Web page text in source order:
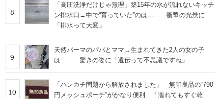
8
「高圧洗浄だけじゃ無理」築15年の水が流れないキッチ
ン排水口→中で“育っていた”のは…… 衝撃の光景に
「排水って大変」
9
天然パーマのパパとママ→生まれてきた2人の女の子
は…… 驚きの姿に「遺伝って不思議ですね」
10
「ハンカチ問題から解放されました」 無印良品の“790
円メッシュポーチ”がかなり便利 「濡れてもすぐ乾